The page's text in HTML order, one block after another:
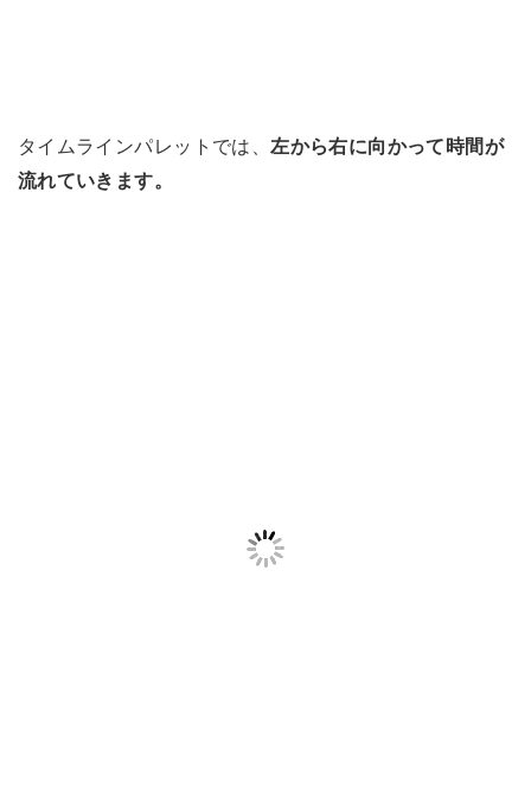
タイムラインパレットでは、左から右に向かって時間が
流れていきます。